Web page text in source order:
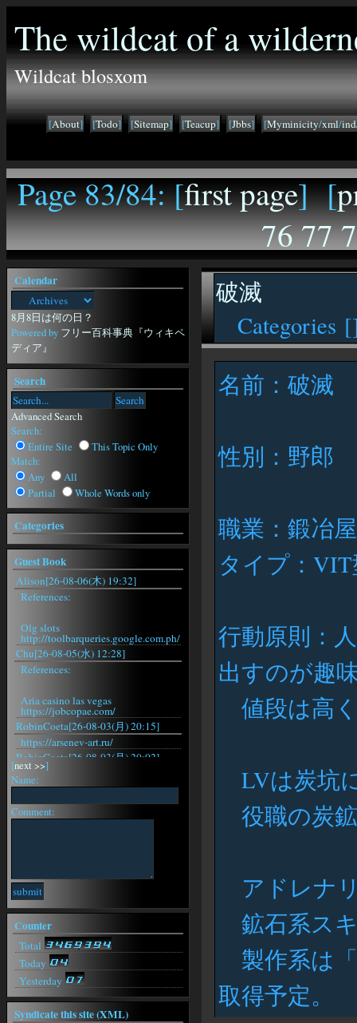
The wildcat of a
Wildcat blosxom
[About] [Todo] [Sitemap] [Teacup] [Jbbs] [Myminicity/xml/ind
Page 83/84: [first page] [
7677
破滅
Categories [
名前：破滅
性別：野郎
職業：鍛冶屋
タイプ：
行動原則：
出すのが趣
値段は高
LVは炭坑
役職の炭
アドレナ
鉱石系ス
製作系は
取得予定。
Calendar
8月8日は何の日？
Powered by フリー百科事典『ウィキペ
ディア』
Search
Advanced Search
Search:
Entire Site
This Topic Only
Match:
Any
All
Partial
Whole Words only
Categories
Guest Book
Alison[26-08-06(木) 19:32]
References:
Olg slots
http://toolbarqueries.google.com.ph/
Chu[26-08-05(水) 12:28]
References:
Aria casino las vegas
https://jobcopae.com/
RobinCoeta[26-08-03(月) 20:15]
https://arsenev-art.ru/
RobinCoeta[26-08-03(月) 20:02]
https://arsenev-art.ru/
RobinCoeta[26-08-03(月) 19:29]
https://arsenev-art.ru/
RobinCoeta[26-08-03(月) 18:31]
RobinCoeta[26-08-03(月) 15:22]
https://arsenev-art.ru/
RobinCoeta[26-08-03(月) 15:16]
https://arsenev-art.ru/
RobinCoeta[26-08-03(月) 15:08]
https://arsenev-art.ru/
[next >>]
Name:
Comment:
Counter
Total
Today
Yesterday
Syndicate this site (XML)